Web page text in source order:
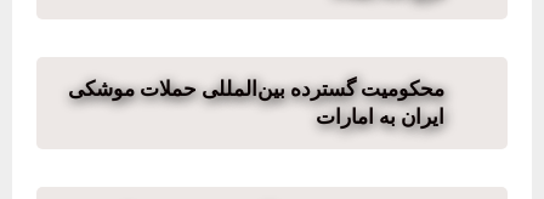
محکومیت گسترده بین‌المللی حملات موشکی
ایران به امارات